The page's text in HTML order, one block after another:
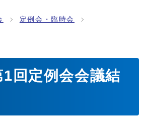
定例会・臨時会
回定例会会議結